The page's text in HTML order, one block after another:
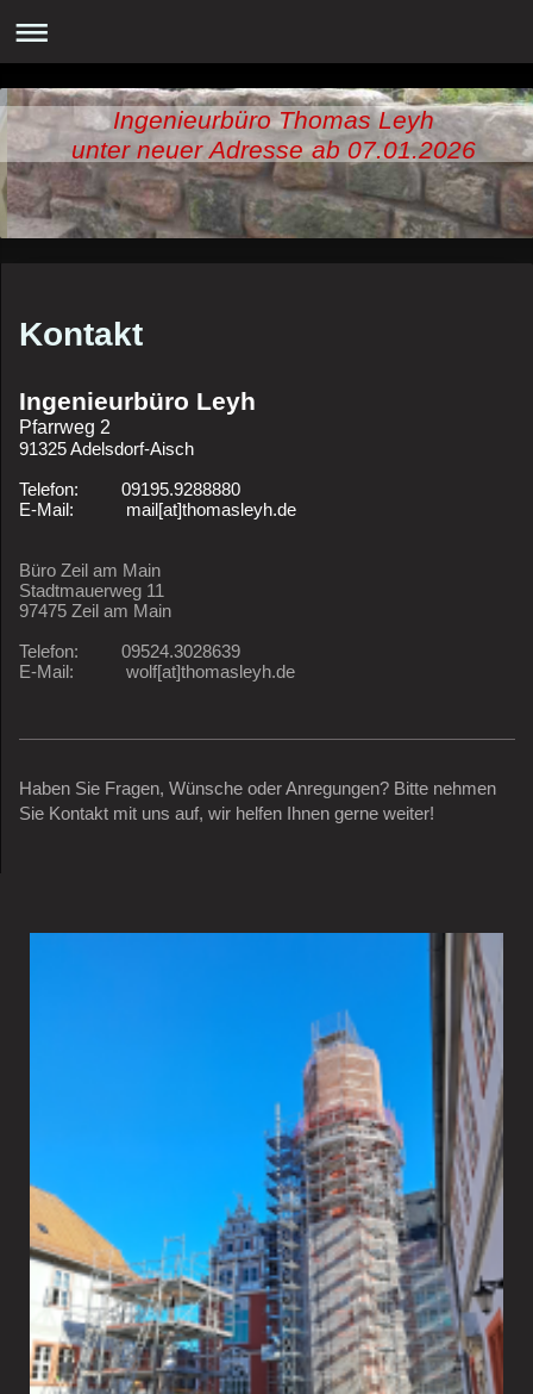
Ingenieurbüro Thomas Leyh
unter neuer Adresse ab 07.01.2026
Kontakt
Ingenieurbüro Leyh
Pfarrweg 2
91325 Adelsdorf-Aisch
Telefon: 09195.9288880
E-Mail: mail[at]thomasleyh.de
Büro Zeil am Main
Stadtmauerweg 11
97475 Zeil am Main
Telefon: 09524.3028639
E-Mail: wolf[at]thomasleyh.de
Haben Sie Fragen, Wünsche oder Anregungen? Bitte nehmen
Sie Kontakt mit uns auf, wir helfen Ihnen gerne weiter!